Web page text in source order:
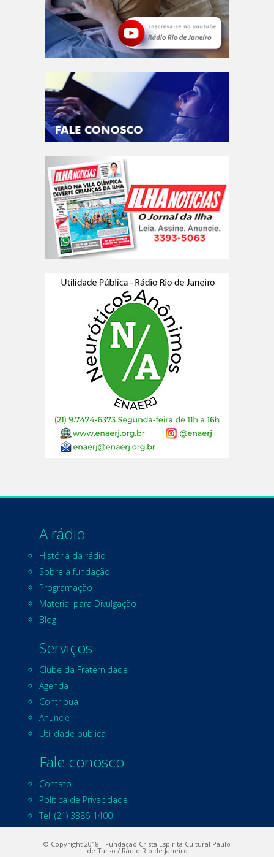
A rádio
História da rádio
Sobre a fundação
Programação
Material para Divulgação
Blog
Serviços
Clube da Fraternidade
Agenda
Contribua
Anuncie
Utilidade pública
Fale conosco
Contato
Política de Privacidade
Tel: (21) 3386-1400
© Copyright 2018 - Fundação Cristã Espírita Cultural Paulo
de Tarso / Rádio Rio de Janeiro